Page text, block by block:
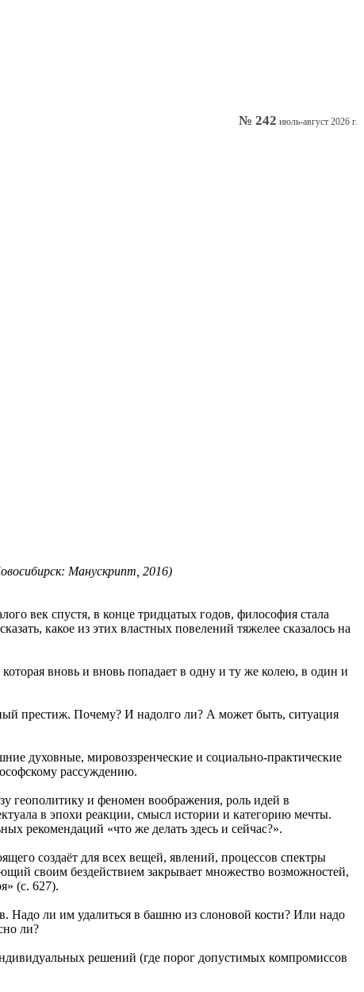
№ 242 июль-август 2026 г.
Манускрипт, 2016)
век спустя, в конце тридцатых годов, философия стала
какое из этих властных повелений тяжелее сказалось на
вновь и вновь попадает в одну и ту же колею, в один и
престиж. Почему? И надолго ли? А может быть, ситуация
духовные, мировоззренческие и социально-практические
рассуждению.
геополитику и феномен воображения, роль идей в
в эпохи реакции, смысл истории и категорию мечты.
рекомендаций «что же делать здесь и сейчас?».
создаёт для всех вещей, явлений, процессов спектры
своим бездействием закрывает множество возможностей,
(с. 627).
Надо ли им удалиться в башню из слоновой кости? Или надо
ли?
решений (где порог допустимых компромиссов